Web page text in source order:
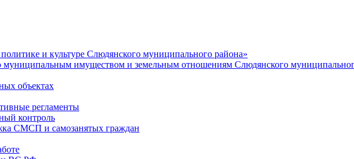
и культуре Слюдянского муниципального района»
имуществом и земельным отношениям Слюдянского
объектах
регламенты
контроль
СМСП и самозанятых граждан